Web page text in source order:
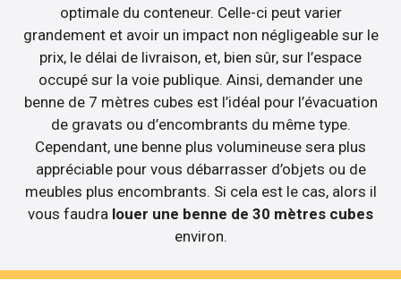
optimale du conteneur. Celle-ci peut varier
grandement et avoir un impact non négligeable sur le
prix, le délai de livraison, et, bien sûr, sur l’espace
occupé sur la voie publique. Ainsi, demander une
benne de 7 mètres cubes est l’idéal pour l’évacuation
de gravats ou d’encombrants du même type.
Cependant, une benne plus volumineuse sera plus
appréciable pour vous débarrasser d’objets ou de
meubles plus encombrants. Si cela est le cas, alors il
vous faudra louer une benne de 30 mètres cubes
environ.